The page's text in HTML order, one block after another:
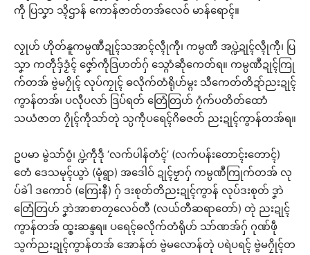
ကဵု ပြသၞာ သ္ၚိဌာန် ကောန်ဇာတ်တအ်လေဝ် မာန်ရောၚ်။
လၟုဟ် ဟိုတ်နူကမ္ပဏဳဍုၚ်သအာၚ်လ္ၚဵုကီု၊ ကမ္ပဏီ အပ္ဍဲဍုၚ်လ္ၚဵုကီု၊ ပြ
သၞာ ကတဵုဒှ်ဒၟံၚ် ဇၞော်ကဵုဒြဟတ်ဂှ် သ္ဂောံဆဵုကေတ်ရ။ ကမ္ပဏဳဍုၚ်ကြု
က်တအ် ဗွဲမဂၠိုၚ် လုပ်ကၠုၚ် ဓလိုက်တံရိုဟ်မ္ဂး သီကေတ်တိဍာ်ညးဍုၚ်
ကွာန်တအ်၊ ပလီုပလာ် ဒြပ်ရတ် တြေံတြဟ် ဂၠံက်ပတိတ်ထောံ
သယံဇာတ ဂၠိုၚ်ကဵုသာ်တုဲ သ္ပကဵုပရေၚ်ဂိဓဇတ် ညးဍုၚ်ကွာန်တအ်ရ။
ဥပမာ မွဲသာ်ဝွံ၊ ပ္ဍဲကဵုဒဵု ‘လက်ပါန်တံၚ်’ (လက်ပန်းတောၚ်းတောၚ်)
တေံ ဒေသမုၚ်ယွာဲ (မုံရွာ) အဒေါဝ် ဍုၚ်ဗၟာဂှ် ကမ္ပဏဳကြုက်တအ် လု
ပ်ခဲါ ဒကောဝ် (ကြေးနီ) ဂှ် ဒးစုတ်တိညးဍုၚ်ကွာန် လုပ်ဒးစုတ် ဒၞာဲ
တြေံတြဟ် ဒၞာဲအာစာတၠလေဝ်တဳ (လယ်တီဆရာတော်) တုဲ ညးဍုၚ်
ကွာန်တအ် ထ္ၜးဆန္ဒရ။ ပရေၚ်ဓလိုက်တံရိုဟ် သာ်ဏအ်ဂှ် ဂုဏ်ဖဵု
သွက်ညးဍုၚ်ကွာန်တအ် အောန်တဴ ဗွဲမလောန်တုဲ ပရဲပရၚ် ဗွဲမဂၠိုၚ်တ